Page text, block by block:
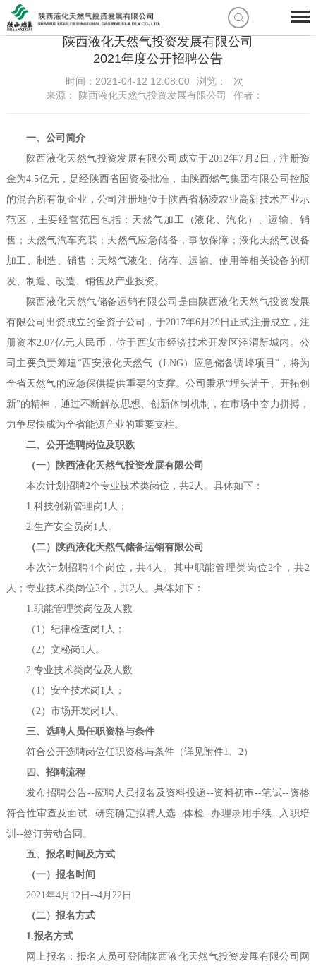
陕西液化天然气投资发展有限公司
2021年度公开招聘公告
时间：2021-04-12 12:08:00 浏览：
次
来源： 陕西液化天然气投资发展有限公司
作者：
一、公司简介
陕西液化天然气投资发展有限公司成立于2012年7月2日，注册资
金为4.5亿元，是经陕西省国资委批准，由陕西燃气集团有限公司控股
的混合所有制企业，公司注册地位于陕西省杨凌农业高新技术产业示
范区，主要经营范围包括：天然气加工（液化、汽化）、运输、销
售；天然气汽车充装；天然气应急储备，事故保障；液化天然气设备
加工、制造、销售；天然气液化、储存、运输、使用等相关设备的研
发、制造、改造、销售及产业投资。
陕西液化天然气储备运销有限公司是由陕西液化天然气投资发展
有限公司出资成立的全资子公司，于2017年6月29日正式注册成立，注
册资本2.07亿元人民币，位于西安市经济技术开发区泾渭新城内。公
司主要负责筹建“西安液化天然气（LNG）应急储备调峰项目”，将为
全省天然气的应急保供提供重要的支撑。公司秉承“埋头苦干、开拓创
新”的精神，通过不断解放思想、创新体制机制，在市场中奋力拼搏，
力争尽快成为全省能源产业的重要支柱。
二、公开选聘岗位及职数
（一）陕西液化天然气投资发展有限公司
本次计划招聘2个专业技术类岗位，共2人。具体如下：
1.科技创新管理岗1人；
2.生产安全员岗1人。
（二）陕西液化天然气储备运销有限公司
本次计划招聘4个岗位，共4人。其中职能管理类岗位2个，共2
人；专业技术类岗位2个，共2人。具体如下：
1.职能管理类岗位及人数
（1）纪律检查岗1人；
（2）文秘岗1人。
2.专业技术类岗位及人数
（1）安全技术岗1人；
（2）市场开发岗1人。
三、选聘人员任职资格与条件
符合公开选聘岗位任职资格与条件（详见附件1、2）
四、招聘流程
发布招聘公告--应聘人员报名及资料投递--资料初审--笔试--资格
符合性审查及面试--研究确定拟聘人选--体检--办理录用手续--入职培
训--签订劳动合同。
五、报名时间及方式
（一）报名时间
2021年4月12日--4月22日
（二）报名方式
1.报名方式
网上报名：报名人员可登陆陕西液化天然气投资发展有限公司网